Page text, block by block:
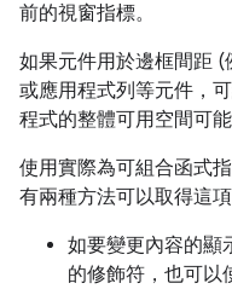
前的視窗指標。
如果元件用於邊框間距
或應用程式列等元件，
程式的整體可用空間可能
使用實際為可組合函式
有兩種方法可以取得這
如要變更內容的顯
的修飾符，也可以